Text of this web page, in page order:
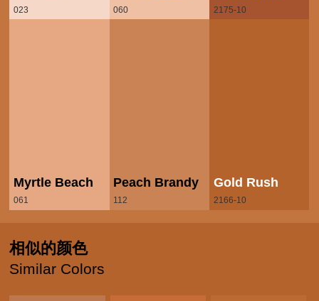
023 060 2175-10
Myrtle Beach
061
Peach Brandy
112
Gold Rush
2166-10
相似的颜色
Similar Colors